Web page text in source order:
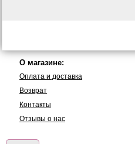
О магазине:
Оплата и доставка
Возврат
Контакты
Отзывы о нас